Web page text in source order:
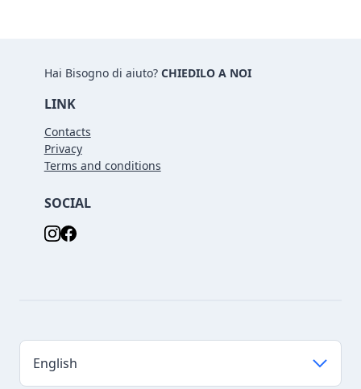
Hai Bisogno di aiuto? CHIEDILO A NOI
LINK
Contacts
Privacy
Terms and conditions
SOCIAL